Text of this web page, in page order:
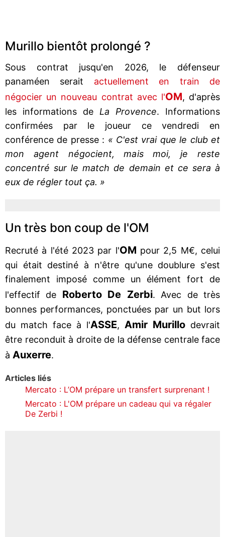
Murillo bientôt prolongé ?
Sous contrat jusqu'en 2026, le défenseur
panaméen serait actuellement en train de
négocier un nouveau contrat avec l'OM, d'après
les informations de La Provence. Informations
confirmées par le joueur ce vendredi en
conférence de presse : « C'est vrai que le club et
mon agent négocient, mais moi, je reste
concentré sur le match de demain et ce sera à
eux de régler tout ça. »
Un très bon coup de l'OM
Recruté à l'été 2023 par l'OM pour 2,5 M€, celui
qui était destiné à n'être qu'une doublure s'est
finalement imposé comme un élément fort de
l'effectif de Roberto De Zerbi. Avec de très
bonnes performances, ponctuées par un but lors
du match face à l'ASSE, Amir Murillo devrait
être reconduit à droite de la défense centrale face
à Auxerre.
Articles liés
Mercato : L’OM prépare un transfert surprenant !
Mercato : L'OM prépare un cadeau qui va régaler
De Zerbi !